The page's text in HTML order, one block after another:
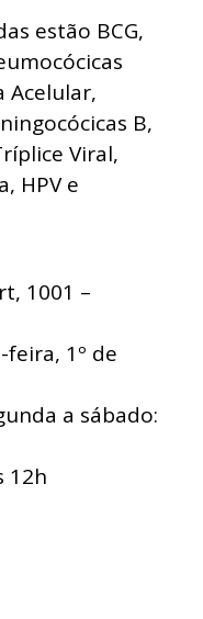
estão BCG,
Acelular,
B,
Viral,
HPV e
1001 –
1º de
a sábado:
12h